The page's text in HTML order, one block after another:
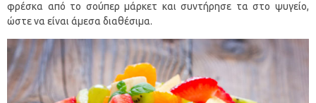
φρέσκα από το σούπερ μάρκετ και συντήρησε τα στο ψυγείο,
ώστε να είναι άμεσα διαθέσιμα.